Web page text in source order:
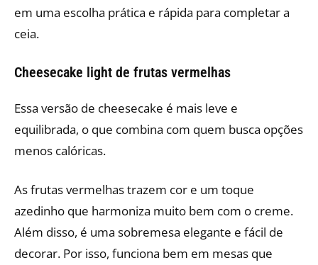
em uma escolha prática e rápida para completar a
ceia.
Cheesecake light de frutas vermelhas
Essa versão de cheesecake é mais leve e
equilibrada, o que combina com quem busca opções
menos calóricas.
As frutas vermelhas trazem cor e um toque
azedinho que harmoniza muito bem com o creme.
Além disso, é uma sobremesa elegante e fácil de
decorar. Por isso, funciona bem em mesas que